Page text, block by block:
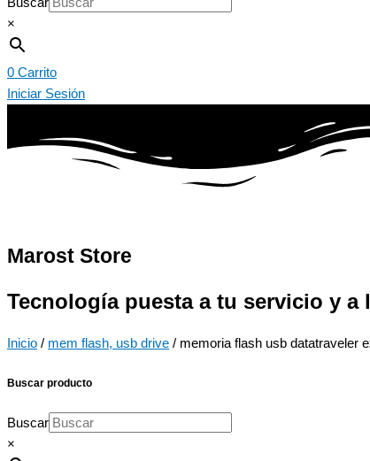
×
0 Carrito
Iniciar Sesión
Marost Store
Tecnología puesta a tu servicio y a
Inicio / mem flash, usb drive / memoria flash usb datatraveler
Buscar producto
Buscar
×